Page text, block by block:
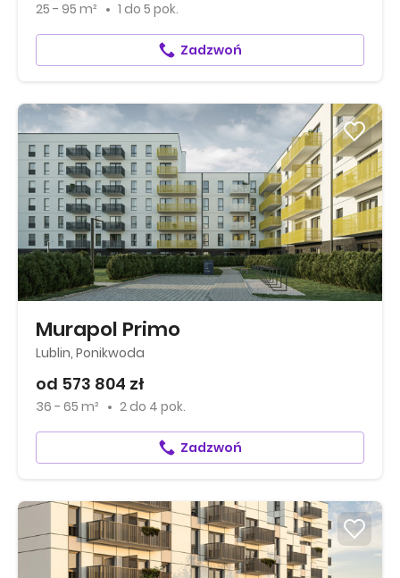
25 - 95 m² 1 do 5 pok.
Zadzwoń
Murapol Primo
Lublin, Ponikwoda
od 573 804 zł
36 - 65 m² 2 do 4 pok.
Zadzwoń